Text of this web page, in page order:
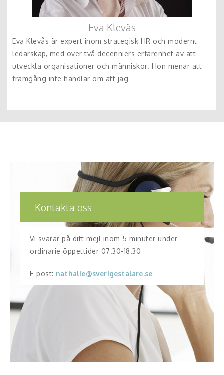
Eva Klevås
Eva Klevås är expert inom strategisk HR och modernt
ledarskap, med över två decenniers erfarenhet av att
utveckla organisationer och människor. Hon menar att
framgång inte handlar om att jag
Kontakta oss
Vi svarar på ditt mejl inom 5 minuter under
ordinarie öppettider 07.30-18.30
E-post: nathalie@sverigestalare.se